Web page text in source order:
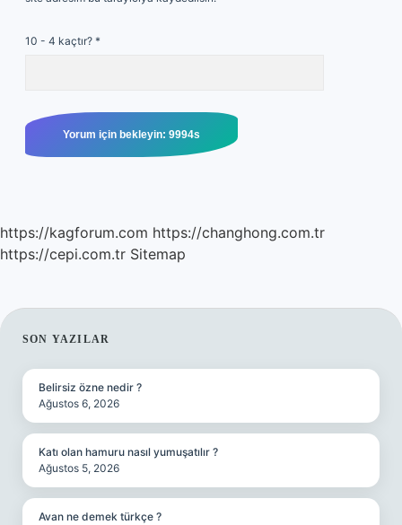
10 - 4 kaçtır? *
https://kagforum.com https://changhong.com.tr
https://cepi.com.tr Sitemap
SIDEBAR
SON YAZILAR
Belirsiz özne nedir ?
Ağustos 6, 2026
Katı olan hamuru nasıl yumuşatılır ?
Ağustos 5, 2026
Avan ne demek türkçe ?